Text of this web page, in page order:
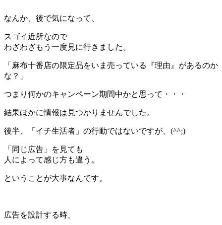
なんか、後で気になって、
スゴイ近所なので
わざわざもう一度見に行きました。
「麻布十番店の限定品をいま売っている『理由』があるのか
な？」
つまり何かのキャンペーン期間中かと思って・・・
結果ほかに情報は見つかりませんでした。
後半、「イチ生活者」の行動ではないですが、(^^;)
「同じ広告」を見ても
人によって感じ方も違う。
ということが大事なんです。
広告を設計する時、